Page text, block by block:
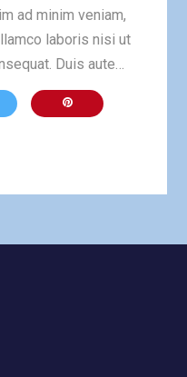
ad minim veniam,
laboris nisi ut
Duis aute…